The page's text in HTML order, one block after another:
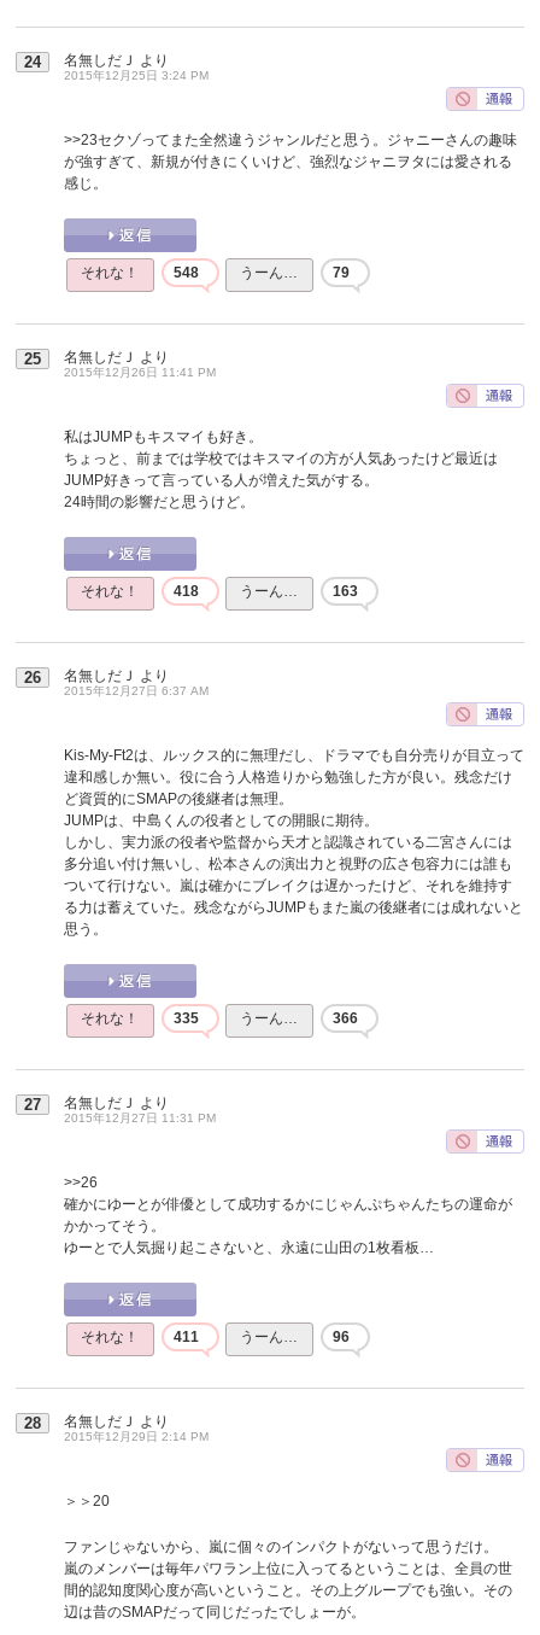
24 名無しだＪ より
2015年12月25日 3:24 PM
>>23セクゾってまた全然違うジャンルだと思う。ジャニーさんの趣味
が強すぎて、新規が付きにくいけど、強烈なジャニヲタには愛される
感じ。
それな！ 548 うーん… 79
25 名無しだＪ より
2015年12月26日 11:41 PM
私はJUMPもキスマイも好き。
ちょっと、前までは学校ではキスマイの方が人気あったけど最近は
JUMP好きって言っている人が増えた気がする。
24時間の影響だと思うけど。
それな！ 418 うーん… 163
26 名無しだＪ より
2015年12月27日 6:37 AM
Kis-My-Ft2は、ルックス的に無理だし、ドラマでも自分売りが目立って
違和感しか無い。役に合う人格造りから勉強した方が良い。残念だけ
ど資質的にSMAPの後継者は無理。
JUMPは、中島くんの役者としての開眼に期待。
しかし、実力派の役者や監督から天才と認識されている二宮さんには
多分追い付け無いし、松本さんの演出力と視野の広さ包容力には誰も
ついて行けない。嵐は確かにブレイクは遅かったけど、それを維持す
る力は蓄えていた。残念ながらJUMPもまた嵐の後継者には成れないと
思う。
それな！ 335 うーん… 366
27 名無しだＪ より
2015年12月27日 11:31 PM
>>26
確かにゆーとが俳優として成功するかにじゃんぷちゃんたちの運命が
かかってそう。
ゆーとで人気掘り起こさないと、永遠に山田の1枚看板…
それな！ 411 うーん… 96
28 名無しだＪ より
2015年12月29日 2:14 PM
＞＞20
ファンじゃないから、嵐に個々のインパクトがないって思うだけ。
嵐のメンバーは毎年パワラン上位に入ってるということは、全員の世
間的認知度関心度が高いということ。その上グループでも強い。その
辺は昔のSMAPだって同じだったでしょーが。